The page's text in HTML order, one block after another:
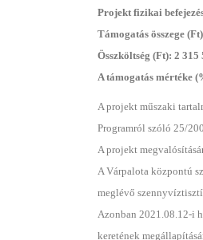
Projekt fizikai
Támogatás összege
Összköltség (Ft): 2 315
A támogatás mértéke
A projekt műszaki
Programról szóló 25/
A projekt
A Várpalota központú
meglévő
Azonban 2021.08.12-i
keretének